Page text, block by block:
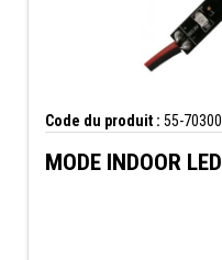
Code du produit : 55-
MODE INDOOR